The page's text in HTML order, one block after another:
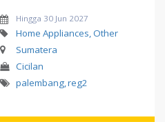
Hingga 30 Jun 2027
Home Appliances, Other
Sumatera
Cicilan
palembang,reg2